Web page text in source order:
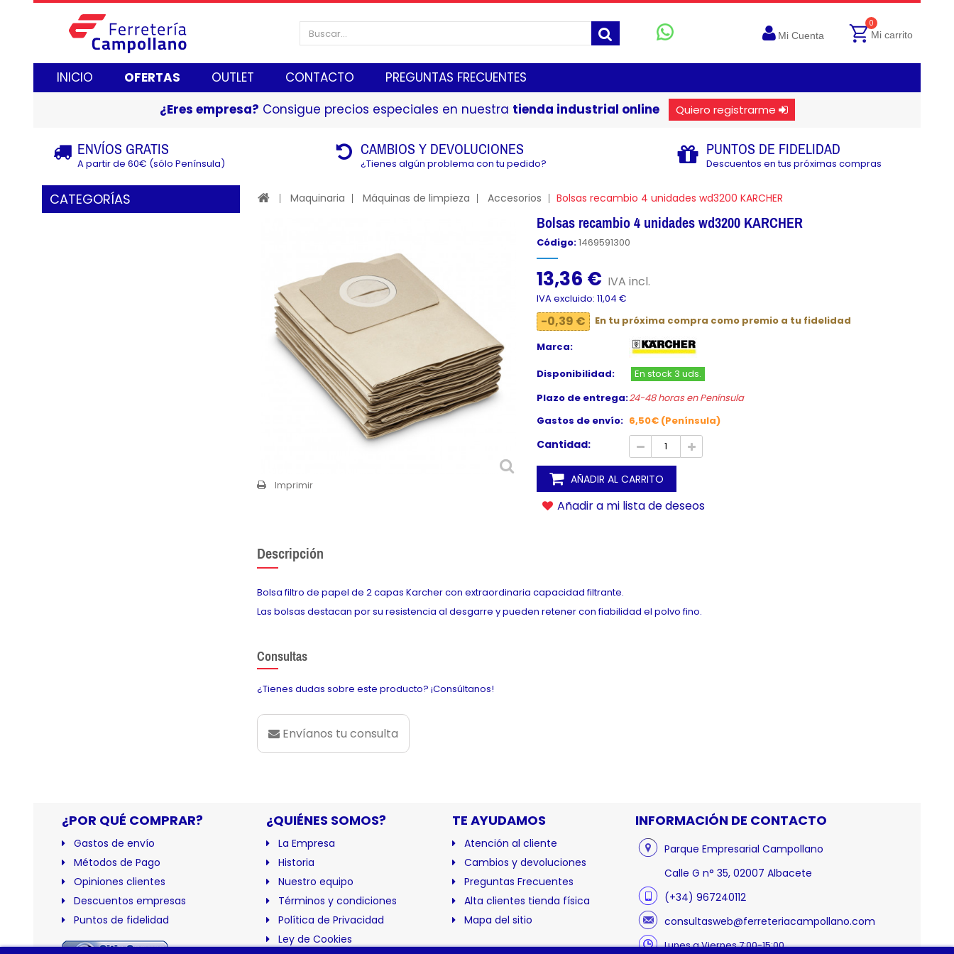
INICIO OFERTAS OUTLET CONTACTO PREGUNTAS FRECUENTES
Mi Cuenta
0
Mi carrito
¿Eres empresa? Consigue precios especiales en nuestra tienda industrial online Quiero registrarme
ENVÍOS GRATIS
A partir de 60€ (sólo Península)
CAMBIOS Y DEVOLUCIONES
¿Tienes algún problema con tu pedido?
PUNTOS DE FIDELIDAD
Descuentos en tus próximas compras
CATEGORÍAS Maquinaria Máquinas de limpieza Accesorios Bolsas recambio 4 unidades wd3200 KARCHER
Imprimir
Bolsas recambio 4 unidades wd3200 KARCHER
Código:1469591300
13,36 € IVA incl.
IVA excluido: 11,04 €
-0,39 €
En tu próxima compra como premio a tu fidelidad
Marca:
Disponibilidad:
En stock 3 uds.
Plazo de entrega:24-48 horas en Península
Gastos de envío: 6,50€ (Península)
Cantidad:
AÑADIR AL CARRITO
Añadir a mi lista de deseos
Descripción
Bolsa filtro de papel de 2 capas Karcher con extraordinaria capacidad filtrante.
Las bolsas destacan por su resistencia al desgarre y pueden retener con fiabilidad el polvo fino.
Consultas
¿Tienes dudas sobre este producto? ¡Consúltanos!
Envíanos tu consulta
¿POR QUÉ COMPRAR?
Gastos de envío
Métodos de Pago
Opiniones clientes
Descuentos empresas
Puntos de fidelidad
¿QUIÉNES SOMOS?
La Empresa
Historia
Nuestro equipo
Términos y condiciones
Política de Privacidad
Ley de Cookies
TE AYUDAMOS
Atención al cliente
Cambios y devoluciones
Preguntas Frecuentes
Alta clientes tienda física
Mapa del sitio
INFORMACIÓN DE CONTACTO
Parque Empresarial Campollano
Calle G n° 35, 02007 Albacete
(+34) 967240112
consultasweb@ferreteriacampollano.com
Lunes a Viernes 7:00-15:00